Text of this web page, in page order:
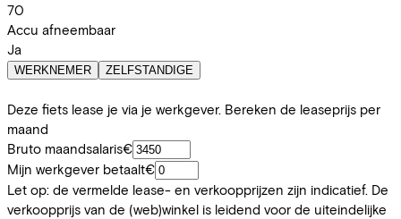
70
Accu afneembaar
Ja
WERKNEMER ZELFSTANDIGE
Deze fiets lease je via je werkgever. Bereken de leaseprijs per
maand
Bruto maandsalaris€
Mijn werkgever betaalt€
Let op: de vermelde lease- en verkoopprijzen zijn indicatief. De
verkoopprijs van de (web)winkel is leidend voor de uiteindelijke